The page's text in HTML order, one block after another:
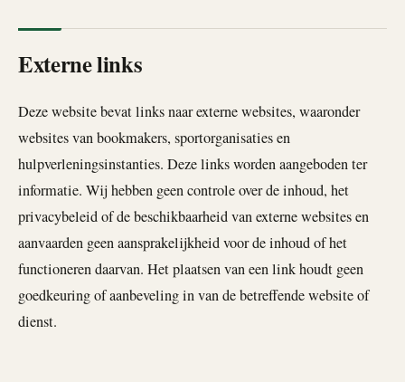
Externe links
Deze website bevat links naar externe websites, waaronder
websites van bookmakers, sportorganisaties en
hulpverleningsinstanties. Deze links worden aangeboden ter
informatie. Wij hebben geen controle over de inhoud, het
privacybeleid of de beschikbaarheid van externe websites en
aanvaarden geen aansprakelijkheid voor de inhoud of het
functioneren daarvan. Het plaatsen van een link houdt geen
goedkeuring of aanbeveling in van de betreffende website of
dienst.